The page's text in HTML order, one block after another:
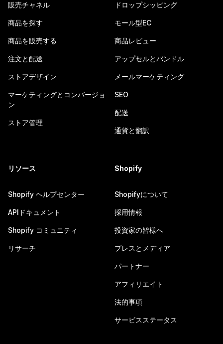
販売チャネル
商品を探す
商品を販売する
注文と配送
ストアデザイン
マーケティングとコンバージョ
ン
ストア管理
ドロップシッピング
モール型EC
商品レビュー
アップセルとバンドル
メールマーケティング
SEO
配送
通貨と翻訳
リソース
Shopify ヘルプセンター
APIドキュメント
Shopify コミュニティ
リサーチ
Shopify
Shopifyについて
採用情報
投資家の皆様へ
プレスとメディア
パートナー
アフィリエイト
法的事項
サービスステータス